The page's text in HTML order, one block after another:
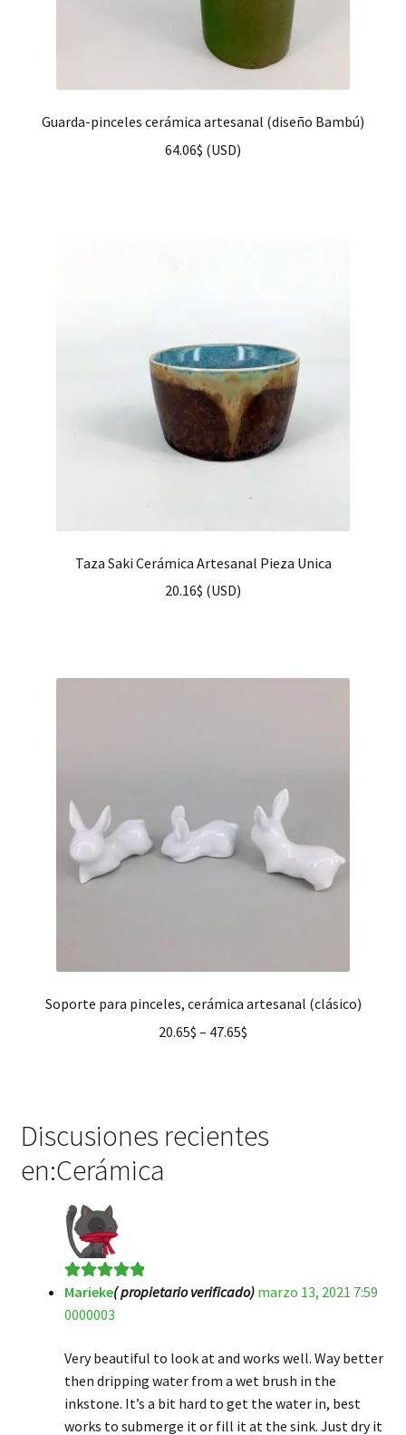
Guarda-pinceles cerámica artesanal (diseño Bambú)
64.06$ (USD)
Taza Saki Cerámica Artesanal Pieza Unica
20.16$ (USD)
Soporte para pinceles, cerámica artesanal (clásico)
20.65$ – 47.65$
Discusiones recientes
en:Cerámica
Valorado en5
de 5
Marieke( propietario verificado) marzo 13, 2021 7:59
0000003
Very beautiful to look at and works well. Way better
then dripping water from a wet brush in the
inkstone. It’s a bit hard to get the water in, best
works to submerge it or fill it at the sink. Just dry it